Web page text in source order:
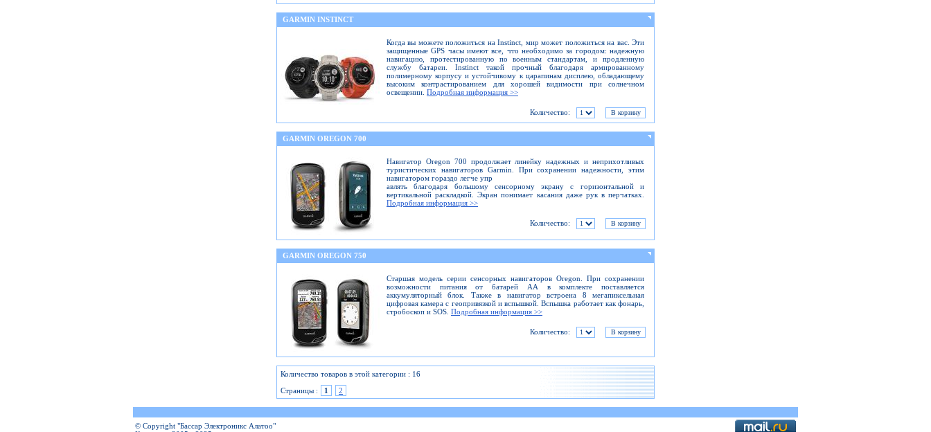
GARMIN INSTINCT
Когда вы можете положиться на Instinct, мир может положиться на вас. Эти
защищенные GPS часы имеют все, что необходимо за городом: надежную
навигацию, протестированную по военным стандартам, и продленную
службу батареи. Instinct такой прочный благодаря армированному
полимерному корпусу и устойчивому к царапинам дисплею, обладающему
высоким контрастированием для хорошей видимости при солнечном
освещении. Подробная информация >>
Количество:
GARMIN OREGON 700
Навигатор Оregon 700 продолжает линейку надежных и неприхотливых
туристических навигаторов Garmin. При сохранении надежности, этим
навигатором гораздо легче упр
авлять благодаря большому сенсорному экрану с горизонтальной и
вертикальной раскладкой. Экран понимает касания даже рук в перчатках.
Подробная информация >>
Количество:
GARMIN OREGON 750
Старшая модель серии сенсорных навигаторов Oregon. При сохранении
возможности питания от батарей АА в комплекте поставляется
аккумуляторный блок. Также в навигатор встроена 8 мегапиксельная
цифровая камера с геопривязкой и вспышкой. Вспышка работает как фонарь,
стробоскоп и SOS. Подробная информация >>
Количество:
Количество товаров в этой категории : 16
Страницы :
1 2
© Copyright "Бассар Электроникс Алатоо"